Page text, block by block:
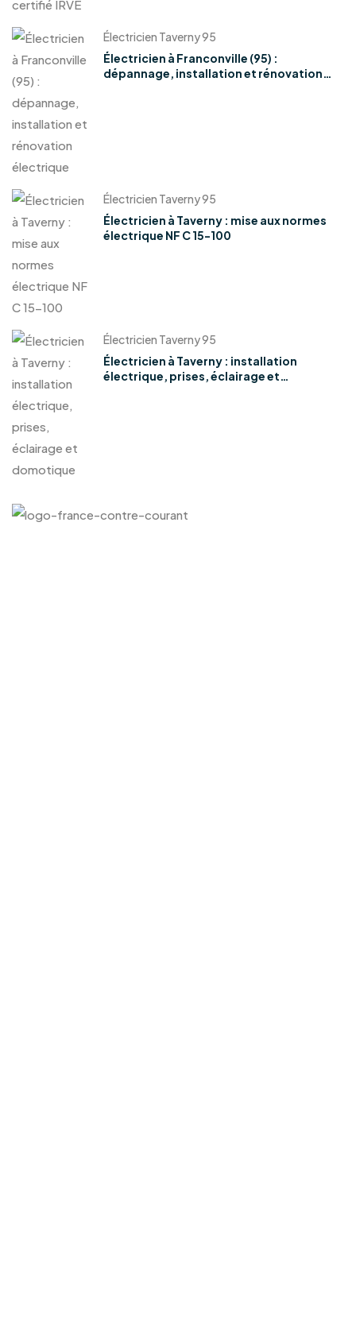
Électricien Taverny 95
Électricien à Franconville (95) :
dépannage, installation et rénovation
Électricien Taverny 95
Électricien à Taverny : mise aux normes
électrique NF C 15-100
Électricien Taverny 95
Électricien à Taverny : installation
électrique, prises, éclairage et